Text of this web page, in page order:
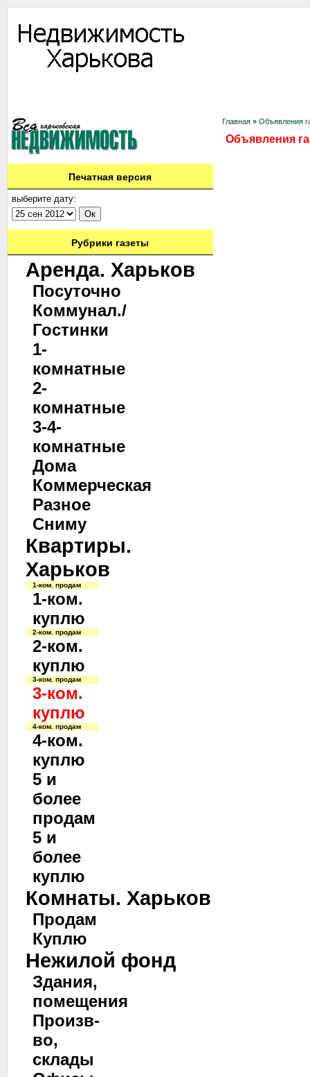
Печатная версия
выберите дату:
Рубрики газеты
Аренда. Харьков
Посуточно
Коммунал./
Гостинки
1-
комнатные
2-
комнатные
3-4-
комнатные
Дома
Коммерческая
Разное
Сниму
Квартиры.
Харьков
1-ком. продам
1-ком.
куплю
2-ком. продам
2-ком.
куплю
3-ком. продам
3-ком.
куплю
4-ком. продам
4-ком.
куплю
5 и
более
продам
5 и
более
куплю
Комнаты. Харьков
Продам
Куплю
Нежилой фонд
Здания,
помещения
Произв-
во,
склады
Главная » Объявления
Объявления